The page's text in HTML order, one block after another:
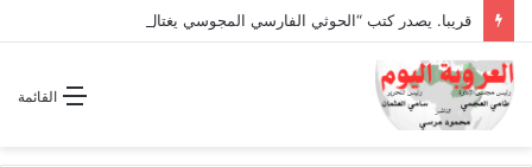
قريبا. يصدر كتب “الحوثي الفارسي المجوسي يغتال اليمن “
القائمة